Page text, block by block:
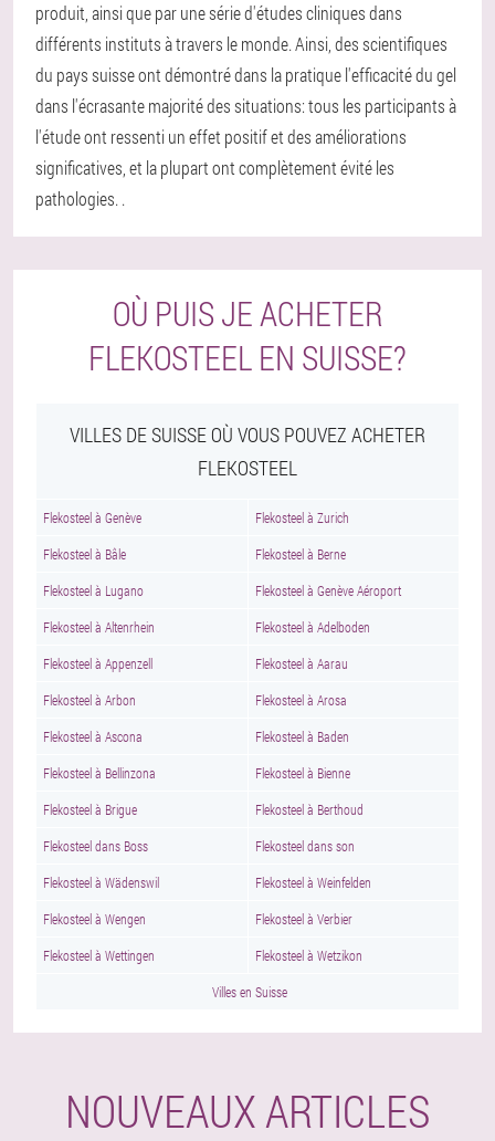
produit, ainsi que par une série d'études cliniques dans
différents instituts à travers le monde. Ainsi, des scientifiques
du pays suisse ont démontré dans la pratique l'efficacité du gel
dans l'écrasante majorité des situations: tous les participants à
l'étude ont ressenti un effet positif et des améliorations
significatives, et la plupart ont complètement évité les
pathologies. .
OÙ PUIS JE ACHETER
FLEKOSTEEL EN SUISSE?
VILLES DE SUISSE OÙ VOUS POUVEZ ACHETER
FLEKOSTEEL
Flekosteel à Genève Flekosteel à Zurich
Flekosteel à Bâle Flekosteel à Berne
Flekosteel à Lugano Flekosteel à Genève Aéroport
Flekosteel à Altenrhein Flekosteel à Adelboden
Flekosteel à Appenzell Flekosteel à Aarau
Flekosteel à Arbon Flekosteel à Arosa
Flekosteel à Ascona Flekosteel à Baden
Flekosteel à Bellinzona Flekosteel à Bienne
Flekosteel à Brigue Flekosteel à Berthoud
Flekosteel dans Boss Flekosteel dans son
Flekosteel à Wädenswil Flekosteel à Weinfelden
Flekosteel à Wengen Flekosteel à Verbier
Flekosteel à Wettingen Flekosteel à Wetzikon
Villes en Suisse
NOUVEAUX ARTICLES